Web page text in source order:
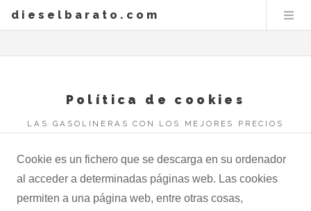
dieselbarato.com
Política de cookies
LAS GASOLINERAS CON LOS MEJORES PRECIOS
Cookie es un fichero que se descarga en su ordenador
al acceder a determinadas páginas web. Las cookies
permiten a una página web, entre otras cosas,